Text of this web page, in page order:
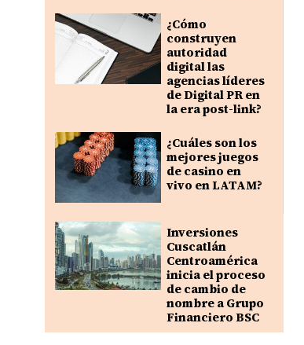
¿Cómo
construyen
autoridad
digital las
agencias líderes
de Digital PR en
la era post-link?
¿Cuáles son los
mejores juegos
de casino en
vivo en LATAM?
Inversiones
Cuscatlán
Centroamérica
inicia el proceso
de cambio de
nombre a Grupo
Financiero BSC